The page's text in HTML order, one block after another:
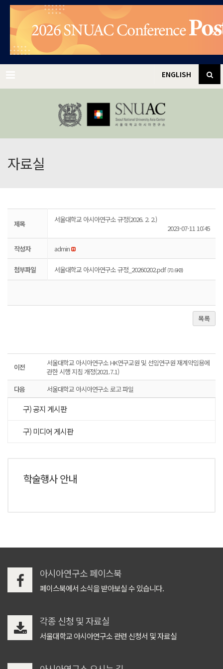
✕
ENGLISH
자료실
제목
서울대학교 아시아연구소 규정(2026. 2. 2.)
2023-07-11 10:45
작성자 admin
첨부파일 서울대학교 아시아연구소 규정_20260202.pdf (70.6KB)
목록
이전
서울대학교 아시아연구소 HK연구교원 및 선임연구원 재계약임용에
관한 시행 지침 개정(2021.7.1)
다음
서울대학교 아시아연구소 로고 파일
구) 공지 게시판
구) 미디어 게시판
학술행사 안내
아시아연구소 페이스북
페이스북에서 소식을 받아보실 수 있습니다.
각종 신청 및 자료실
서울대학교 아시아연구소 관련 신청서 및 자료실